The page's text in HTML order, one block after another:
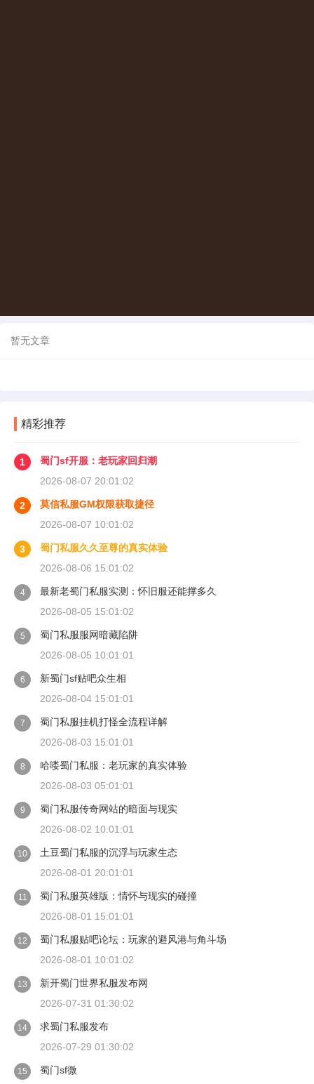
暂无文章
精彩推荐
1
蜀门sf开服：老玩家回归潮
2026-08-07 20:01:02
2
莫信私服GM权限获取捷径
2026-08-07 10:01:02
3
蜀门私服久久至尊的真实体验
2026-08-06 15:01:02
4
最新老蜀门私服实测：怀旧服还能撑多久
2026-08-05 15:01:02
5
蜀门私服服网暗藏陷阱
2026-08-05 10:01:01
6
新蜀门sf贴吧众生相
2026-08-04 15:01:01
7
蜀门私服挂机打怪全流程详解
2026-08-03 15:01:01
8
哈喽蜀门私服：老玩家的真实体验
2026-08-03 05:01:01
9
蜀门私服传奇网站的暗面与现实
2026-08-02 10:01:01
10
土豆蜀门私服的沉浮与玩家生态
2026-08-01 20:01:01
11
蜀门私服英雄版：情怀与现实的碰撞
2026-08-01 15:01:01
12
蜀门私服贴吧论坛：玩家的避风港与角斗场
2026-08-01 10:01:02
13
新开蜀门世界私服发布网
2026-07-31 01:30:02
14
求蜀门私服发布
2026-07-29 01:30:02
15 蜀门sf微